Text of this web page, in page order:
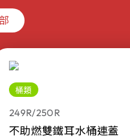
桶類
249R/250R
不助燃雙鐵耳水桶連蓋